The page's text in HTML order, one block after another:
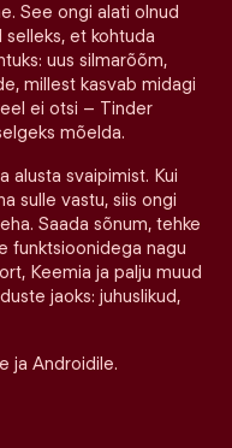
See ongi alati olnud
selleks, et kohtuda
uus silmarõõm,
millest kasvab midagi
ei otsi – Tinder
mõelda.
alusta svaipimist. Kui
sulle vastu, siis ongi
Saada sõnum, tehke
funktsioonidega nagu
Keemia ja palju muud
jaoks: juhuslikud,
ja Androidile.